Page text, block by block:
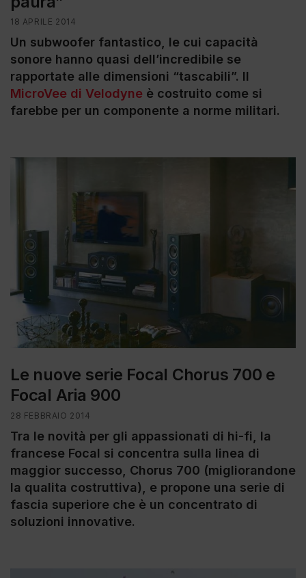
18 APRILE 2014
Un subwoofer fantastico, le cui capacità
sonore hanno quasi dell’incredibile se
rapportate alle dimensioni “tascabili”. Il
MicroVee di Velodyne è costruito come si
farebbe per un componente a norme militari.
Le nuove serie Focal Chorus 700 e
Focal Aria 900
28 FEBBRAIO 2014
Tra le novità per gli appassionati di hi-fi, la
francese Focal si concentra sulla linea di
maggior successo, Chorus 700 (migliorandone
la qualita costruttiva), e propone una serie di
fascia superiore che è un concentrato di
soluzioni innovative.